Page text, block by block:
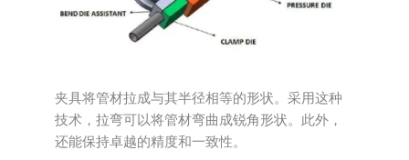
夹具将管材拉成与其半径相等的形状。采用这种
技术，拉弯可以将管材弯曲成锐角形状。此外，
还能保持卓越的精度和一致性。